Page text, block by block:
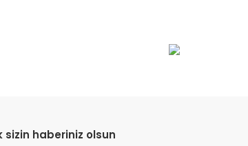
haberiniz olsun